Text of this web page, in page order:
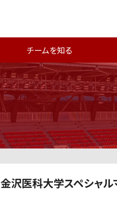
チームを知る
医科大学スペシャルマ